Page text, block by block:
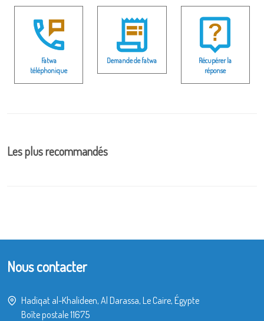
Fatwa
téléphonique
Demande de fatwa
Récupérer la
réponse
Les plus recommandés
Nous contacter
Hadiqat al-Khalideen, Al Darassa, Le Caire, Égypte
Boîte postale 11675